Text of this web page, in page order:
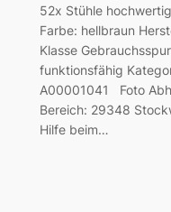
52x Stühle
Farbe: hellbraun
Klasse
funktionsfähig
A00001041 Foto
Bereich: 29348
Hilfe beim…